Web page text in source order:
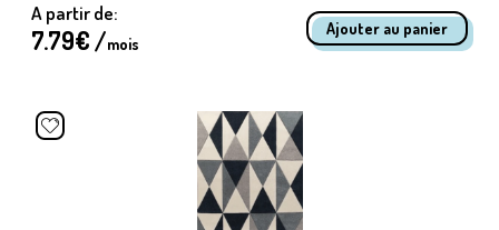
A partir de:
7.79€ /mois